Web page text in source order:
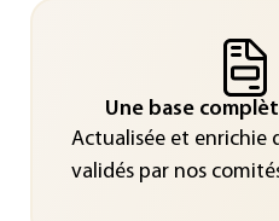
Une base
Actualisée et enrichie
validés par nos